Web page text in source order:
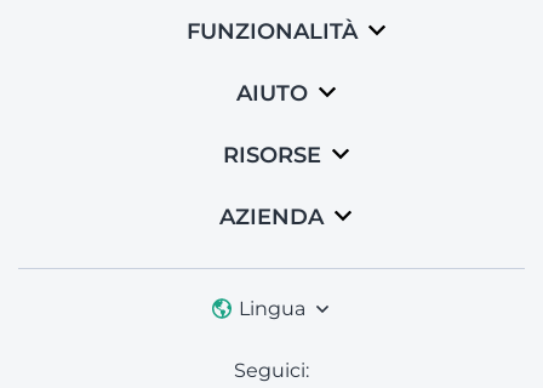
FUNZIONALITÀ
AIUTO
RISORSE
AZIENDA
Lingua
Seguici: